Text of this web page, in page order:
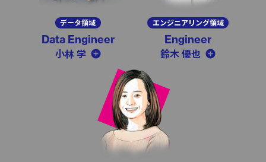
データ領域
Data Engineer
小林 学
エンジニアリング領域
Engineer
鈴木 優也